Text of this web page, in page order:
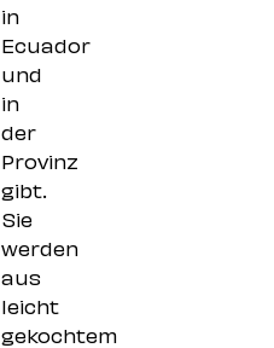
in
Ecuador
und
in
der
Provinz
gibt.
Sie
werden
aus
leicht
gekochtem